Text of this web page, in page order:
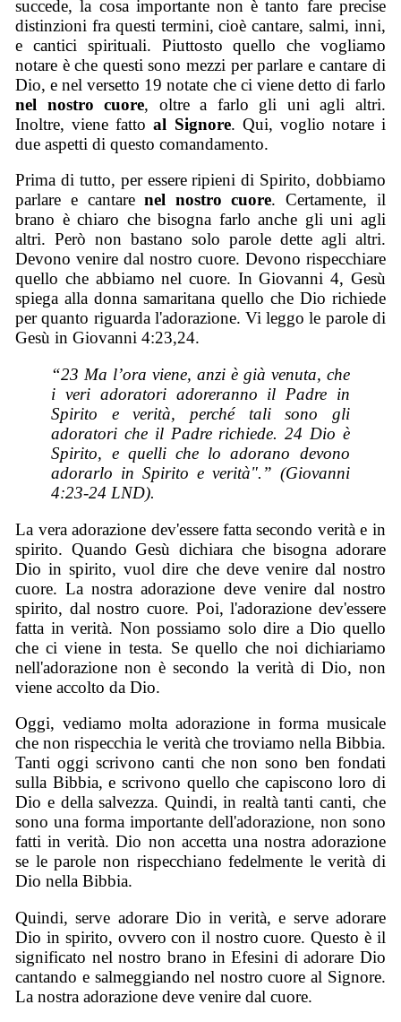
succede, la cosa importante non è tanto fare precise
distinzioni fra questi termini, cioè cantare, salmi, inni,
e cantici spirituali. Piuttosto quello che vogliamo
notare è che questi sono mezzi per parlare e cantare di
Dio, e nel versetto 19 notate che ci viene detto di farlo
nel nostro cuore, oltre a farlo gli uni agli altri.
Inoltre, viene fattoal Signore. Qui, voglio notare i
due aspetti di questo comandamento.
Prima di tutto, per essere ripieni di Spirito, dobbiamo
parlare e cantarenel nostro cuore. Certamente, il
brano è chiaro che bisogna farlo anche gli uni agli
altri. Però non bastano solo parole dette agli altri.
Devono venire dal nostro cuore. Devono rispecchiare
quello che abbiamo nel cuore. In Giovanni 4, Gesù
spiega alla donna samaritana quello che Dio richiede
per quanto riguarda l'adorazione. Vi leggo le parole di
Gesù in Giovanni 4:23,24.
“23 Ma l’ora viene, anzi è già venuta, che
i veri adoratori adoreranno il Padre in
Spirito e verità, perché tali sono gli
adoratori che il Padre richiede. 24 Dio è
Spirito, e quelli che lo adorano devono
adorarlo in Spirito e verità".” (Giovanni
4:23-24 LND).
La vera adorazione dev'essere fatta secondo verità e in
spirito. Quando Gesù dichiara che bisogna adorare
Dio in spirito, vuol dire che deve venire dal nostro
cuore. La nostra adorazione deve venire dal nostro
spirito, dal nostro cuore. Poi, l'adorazione dev'essere
fatta in verità. Non possiamo solo dire a Dio quello
che ci viene in testa. Se quello che noi dichiariamo
nell'adorazione non è secondo la verità di Dio, non
viene accolto da Dio.
Oggi, vediamo molta adorazione in forma musicale
che non rispecchia le verità che troviamo nella Bibbia.
Tanti oggi scrivono canti che non sono ben fondati
sulla Bibbia, e scrivono quello che capiscono loro di
Dio e della salvezza. Quindi, in realtà tanti canti, che
sono una forma importante dell'adorazione, non sono
fatti in verità. Dio non accetta una nostra adorazione
se le parole non rispecchiano fedelmente le verità di
Dio nella Bibbia.
Quindi, serve adorare Dio in verità, e serve adorare
Dio in spirito, ovvero con il nostro cuore. Questo è il
significato nel nostro brano in Efesini di adorare Dio
cantando e salmeggiando nel nostro cuore al Signore.
La nostra adorazione deve venire dal cuore.